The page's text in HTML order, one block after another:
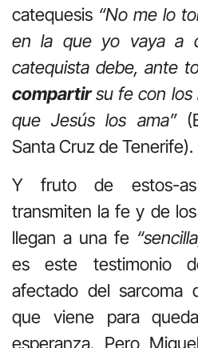
catequesis “No me lo
en la que yo vaya a
catequista debe, ante
compartirsu fe con los
que Jesús los ama”
Santa Cruz de Tenerife).
Y fruto de estos-as
transmiten la fe y de
llegan a una fe
es este testimonio
afectado del sarcoma
que viene para
esperanza. Pero